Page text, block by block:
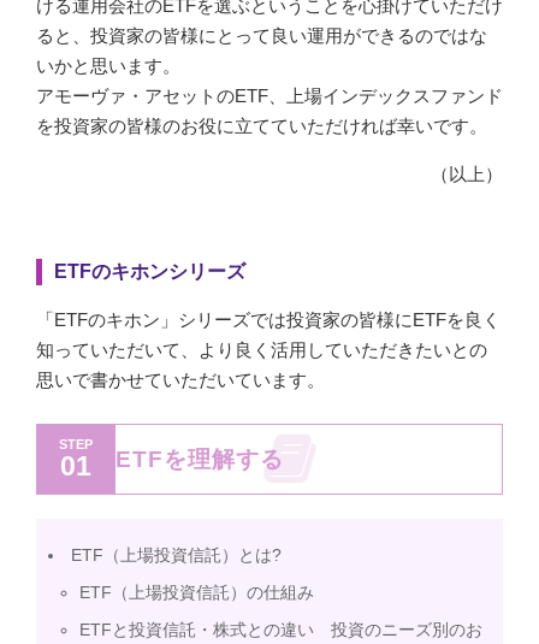
ける運用会社のETFを選ぶということを心掛けていただけ
ると、投資家の皆様にとって良い運用ができるのではな
いかと思います。
アモーヴァ・アセットのETF、上場インデックスファンド
を投資家の皆様のお役に立てていただければ幸いです。
（以上）
ETFのキホンシリーズ
「ETFのキホン」シリーズでは投資家の皆様にETFを良く
知っていただいて、より良く活用していただきたいとの
思いで書かせていただいています。
STEP
01 ETFを理解する
ETF（上場投資信託）とは?
ETF（上場投資信託）の仕組み
ETFと投資信託・株式との違い 投資のニーズ別のお